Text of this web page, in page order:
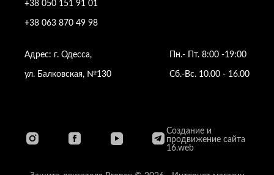
+38 050 151 91 01
+38 063 870 49 98
Пн.- Пт. 8:00 -19:00
Сб.-Вс. 10.00 - 16.00
Адрес: г. Одесса,
ул. Балковская, №130
Создание и
продвижение сайта
16.web